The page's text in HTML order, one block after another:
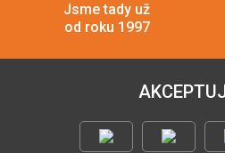
Jsme tady už
od roku 1997